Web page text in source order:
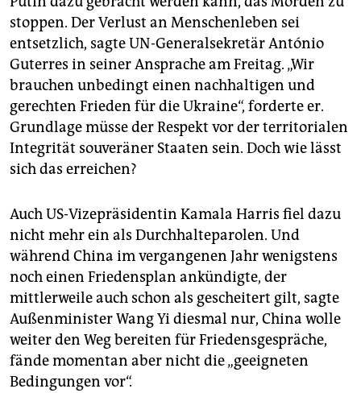
stoppen. Der Verlust an Menschenleben sei
entsetzlich, sagte UN-Generalsekretär António
Guterres in seiner Ansprache am Freitag. „Wir
brauchen unbedingt einen nachhaltigen und
gerechten Frieden für die Ukraine“, forderte er.
Grundlage müsse der Respekt vor der territorialen
Integrität souveräner Staaten sein. Doch wie lässt
sich das erreichen?
Auch US-Vizepräsidentin Kamala Harris fiel dazu
nicht mehr ein als Durchhalteparolen. Und
während China im vergangenen Jahr wenigstens
noch einen Friedensplan ankündigte, der
mittlerweile auch schon als gescheitert gilt, sagte
Außenminister Wang Yi diesmal nur, China wolle
weiter den Weg bereiten für Friedensgespräche,
fände momentan aber nicht die „geeigneten
Bedingungen vor“.